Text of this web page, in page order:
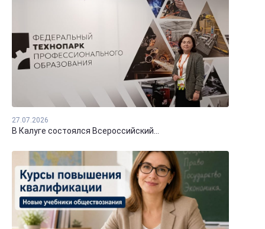
27.07.2026
В Калуге состоялся Всероссийский...